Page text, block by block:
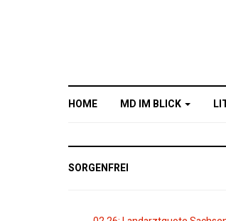
HOME MD IM BLICK
SORGENFREI